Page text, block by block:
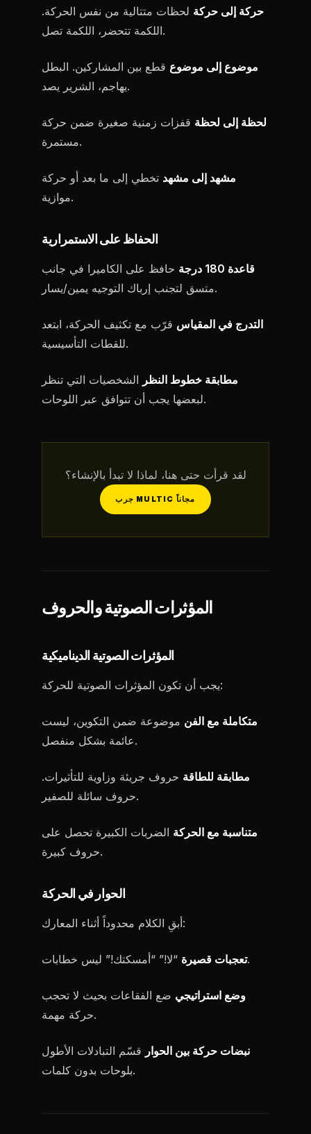
حركة إلى حركة لحظات متتالية من نفس الحركة.
اللكمة تتحضر، اللكمة تصل.
موضوع إلى موضوع قطع بين المشاركين. البطل
يهاجم، الشرير يصد.
لحظة إلى لحظة قفزات زمنية صغيرة ضمن حركة
مستمرة.
مشهد إلى مشهد تخطي إلى ما بعد أو حركة
موازية.
الحفاظ على الاستمرارية
قاعدة 180 درجة
حافظ على الكاميرا في جانب
متسق لتجنب إرباك التوجيه يمين/يسار.
التدرج في المقياس قرّب مع تكثيف الحركة، ابتعد
للقطات التأسيسية.
مطابقة خطوط النظر الشخصيات التي تنظر
لبعضها يجب أن تتوافق عبر اللوحات.
لقد قرأت حتى هنا، لماذا لا تبدأ بالإنشاء؟
جرب MULTIC مجاناً
المؤثرات الصوتية والحروف
المؤثرات الصوتية الديناميكية
يجب أن تكون المؤثرات الصوتية للحركة:
متكاملة مع الفن موضوعة ضمن التكوين، ليست
عائمة بشكل منفصل.
مطابقة للطاقة حروف جريئة وزاوية للتأثيرات.
حروف سائلة للصفير.
متناسبة مع الحركة الضربات الكبيرة تحصل على
حروف كبيرة.
الحوار في الحركة
أبقِ الكلام محدوداً أثناء المعارك:
تعجبات قصيرة“لا!” “أمسكتك!” ليس خطابات.
وضع استراتيجي ضع الفقاعات بحيث لا تحجب
حركة مهمة.
نبضات حركة بين الحوار قسّم التبادلات الأطول
بلوحات بدون كلمات.